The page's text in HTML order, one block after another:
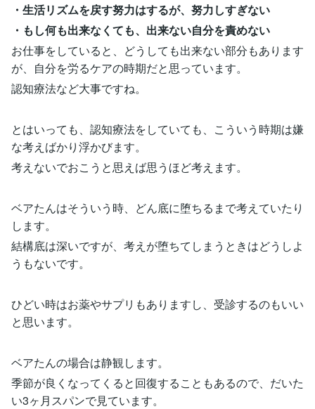
・生活リズムを戻す努力はするが、努力しすぎない
・もし何も出来なくても、出来ない自分を責めない
お仕事をしていると、どうしても出来ない部分もあります
が、自分を労るケアの時期だと思っています。
認知療法など大事ですね。
とはいっても、認知療法をしていても、こういう時期は嫌
な考えばかり浮かびます。
考えないでおこうと思えば思うほど考えます。
ベアたんはそういう時、どん底に堕ちるまで考えていたり
します。
結構底は深いですが、考えが堕ちてしまうときはどうしよ
うもないです。
ひどい時はお薬やサプリもありますし、受診するのもいい
と思います。
ベアたんの場合は静観します。
季節が良くなってくると回復することもあるので、だいた
い3ヶ月スパンで見ています。